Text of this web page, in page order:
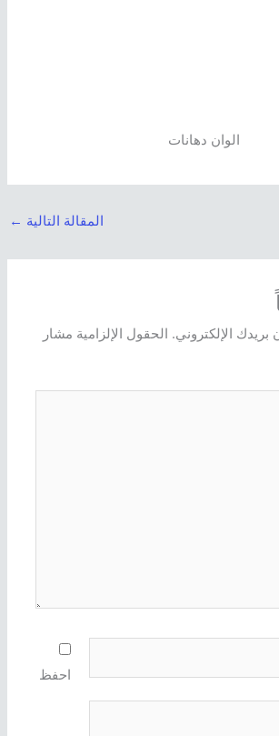
الوان دهانات
المقالة التالية ←
الإلكتروني. الحقول الإلزامية مشار
احفظ